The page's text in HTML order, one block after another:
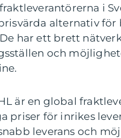
i
alternativ för
har ett brett
och
är en global
priser för inrikes
leverans och